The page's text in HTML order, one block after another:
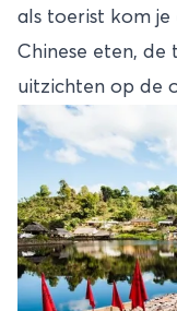
als toerist kom
Chinese eten, de
uitzichten op de